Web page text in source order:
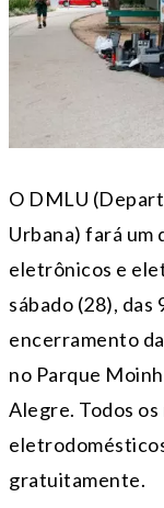
O DMLU
Urbana) fará
eletrônicos e
sábado (28), das
encerramento
no Parque
Alegre. Todos
gratuitamente.